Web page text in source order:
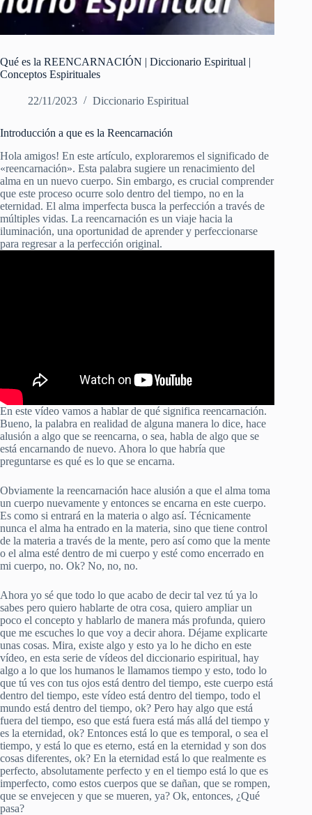
Qué es la REENCARNACIÓN | Diccionario Espiritual |
Conceptos Espirituales
22/11/2023 Diccionario Espiritual
Introducción a que es la Reencarnación
Hola amigos! En este artículo, exploraremos el significado de
«reencarnación». Esta palabra sugiere un renacimiento del
alma en un nuevo cuerpo. Sin embargo, es crucial comprender
que este proceso ocurre solo dentro del tiempo, no en la
eternidad. El alma imperfecta busca la perfección a través de
múltiples vidas. La reencarnación es un viaje hacia la
iluminación, una oportunidad de aprender y perfeccionarse
para regresar a la perfección original.
En este vídeo vamos a hablar de qué significa reencarnación.
Bueno, la palabra en realidad de alguna manera lo dice, hace
alusión a algo que se reencarna, o sea, habla de algo que se
está encarnando de nuevo. Ahora lo que habría que
preguntarse es qué es lo que se encarna.
Obviamente la reencarnación hace alusión a que el alma toma
un cuerpo nuevamente y entonces se encarna en este cuerpo.
Es como si entrará en la materia o algo así. Técnicamente
nunca el alma ha entrado en la materia, sino que tiene control
de la materia a través de la mente, pero así como que la mente
o el alma esté dentro de mi cuerpo y esté como encerrado en
mi cuerpo, no. Ok? No, no, no.
Ahora yo sé que todo lo que acabo de decir tal vez tú ya lo
sabes pero quiero hablarte de otra cosa, quiero ampliar un
poco el concepto y hablarlo de manera más profunda, quiero
que me escuches lo que voy a decir ahora. Déjame explicarte
unas cosas. Mira, existe algo y esto ya lo he dicho en este
vídeo, en esta serie de vídeos del diccionario espiritual, hay
algo a lo que los humanos le llamamos tiempo y esto, todo lo
que tú ves con tus ojos está dentro del tiempo, este cuerpo está
dentro del tiempo, este vídeo está dentro del tiempo, todo el
mundo está dentro del tiempo, ok? Pero hay algo que está
fuera del tiempo, eso que está fuera está más allá del tiempo y
es la eternidad, ok? Entonces está lo que es temporal, o sea el
tiempo, y está lo que es eterno, está en la eternidad y son dos
cosas diferentes, ok? En la eternidad está lo que realmente es
perfecto, absolutamente perfecto y en el tiempo está lo que es
imperfecto, como estos cuerpos que se dañan, que se rompen,
que se envejecen y que se mueren, ya? Ok, entonces, ¿Qué
pasa?